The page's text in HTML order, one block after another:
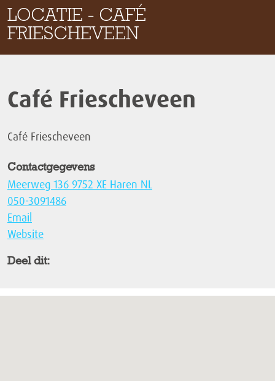
LOCATIE - CAFÉ
FRIESCHEVEEN
Café Friescheveen
Café Friescheveen
Contactgegevens
Meerweg 136 9752 XE Haren NL
050-3091486
Email
Website
Deel dit: